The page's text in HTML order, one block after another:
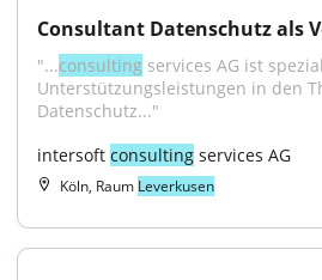
Consultant Datenschutz als
"...consulting services AG ist
Unterstützungsleistungen in den
Datenschutz..."
intersoft consulting services AG
Köln, Raum Leverkusen